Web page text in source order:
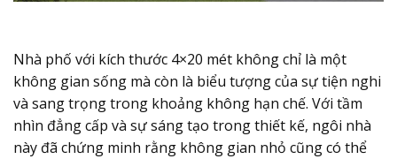
Nhà phố với kích thước 4×20 mét không chỉ là một
không gian sống mà còn là biểu tượng của sự tiện nghi
và sang trọng trong khoảng không hạn chế. Với tầm
nhìn đẳng cấp và sự sáng tạo trong thiết kế, ngôi nhà
này đã chứng minh rằng không gian nhỏ cũng có thể